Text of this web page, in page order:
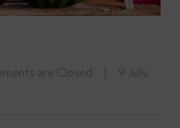
are Closed
9 July,